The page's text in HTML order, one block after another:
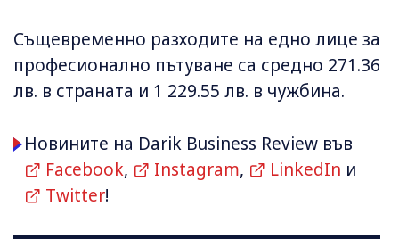
Същевременно разходите на едно лице за
професионално пътуване са средно 271.36
лв. в страната и 1 229.55 лв. в чужбина.
Новините на Darik Business Review във
Facebook, Instagram, LinkedIn и
Twitter!